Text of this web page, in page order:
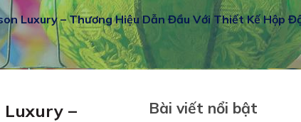
Luxury – Thương Hiệu Dẫn Đầu Với Thiết Kế Hộp
Luxury –
Bài viết nổi bật